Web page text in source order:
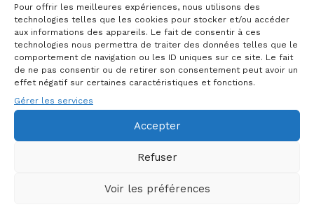
Pour offrir les meilleures expériences, nous utilisons des
technologies telles que les cookies pour stocker et/ou accéder
aux informations des appareils. Le fait de consentir à ces
technologies nous permettra de traiter des données telles que le
comportement de navigation ou les ID uniques sur ce site. Le fait
de ne pas consentir ou de retirer son consentement peut avoir un
effet négatif sur certaines caractéristiques et fonctions.
Gérer les services
Accepter
Refuser
Voir les préférences
(*): inclus compte-rendu détaillé / bilan comportemental
et suivi durant 3 mois
Quand consulter ?
Je vous aide lorsque votre chat présente des
comportements dits gênantsouen préventiond’un
Quelque chose ne va pas : comportement installé